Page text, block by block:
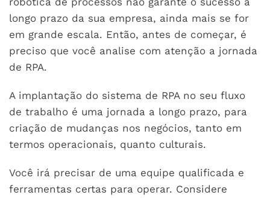
longo prazo da sua empresa, ainda mais se for
em grande escala. Então, antes de começar, é
preciso que você analise com atenção a jornada
de RPA.
A implantação do sistema de RPA no seu fluxo
de trabalho é uma jornada a longo prazo, para
criação de mudanças nos negócios, tanto em
termos operacionais, quanto culturais.
Você irá precisar de uma equipe qualificada e
ferramentas certas para operar. Considere